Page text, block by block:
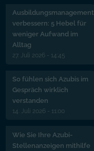
Ausbildungsmanagement
verbessern: 5 Hebel für
weniger Aufwand im
Alltag
27. Juli 2026 - 14:45
So fühlen sich Azubis im
Gespräch wirklich
verstanden
14. Juli 2026 - 11:00
Wie Sie Ihre Azubi-
Stellenanzeigen mithilfe